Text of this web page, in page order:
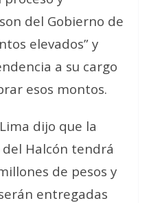
del Gobierno de
elevados” y
a su cargo
esos montos.
dijo que la
Halcón tendrá
de pesos y
entregadas